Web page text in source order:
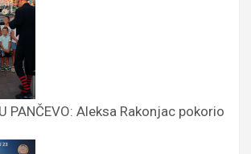
PANČEVO: Aleksa Rakonjac pokorio